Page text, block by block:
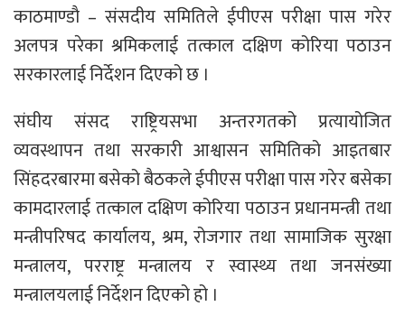
काठमाण्डाै – संसदीय समितिले ईपीएस परीक्षा पास गरेर
अलपत्र परेका श्रमिकलाई तत्काल दक्षिण कोरिया पठाउन
सरकारलाई निर्देशन दिएको छ ।
संघीय संसद राष्ट्रियसभा अन्तरगतको प्रत्यायोजित
व्यवस्थापन तथा सरकारी आश्वासन समितिको आइतबार
सिंहदरबारमा बसेको बैठकले ईपीएस परीक्षा पास गरेर बसेका
कामदारलाई तत्काल दक्षिण कोरिया पठाउन प्रधानमन्त्री तथा
मन्त्रीपरिषद कार्यालय, श्रम, रोजगार तथा सामाजिक सुरक्षा
मन्त्रालय, परराष्ट्र मन्त्रालय र स्वास्थ्य तथा जनसंख्या
मन्त्रालयलाई निर्देशन दिएको हो ।